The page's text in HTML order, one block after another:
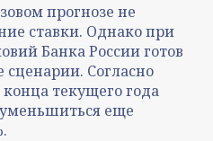
прогнозе не
ставки. Однако при
Банка России готов
сценарии. Согласно
текущего года
еще